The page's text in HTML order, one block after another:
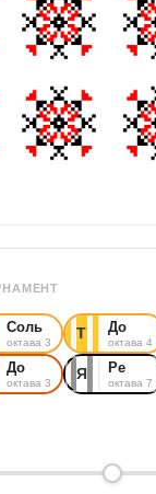
Соль
октава 3 Т До
октава 4
До
октава 3 Я Ре
октава 7